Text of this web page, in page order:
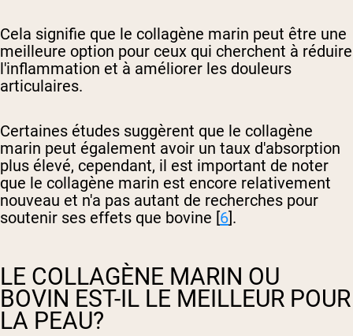
Cela signifie que le collagène marin peut être une
meilleure option pour ceux qui cherchent à réduire
l'inflammation et à améliorer les douleurs
articulaires.
Certaines études suggèrent que le collagène
marin peut également avoir un taux d'absorption
plus élevé, cependant, il est important de noter
que le collagène marin est encore relativement
nouveau et n'a pas autant de recherches pour
soutenir ses effets que bovine [6].
LE COLLAGÈNE MARIN OU
BOVIN EST-IL LE MEILLEUR POUR
LA PEAU?